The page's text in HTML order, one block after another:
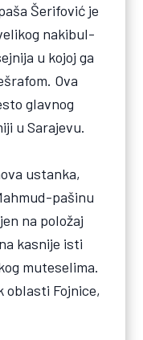
Šerifović je
nakibul-
u kojoj ga
Ova
glavnog
u Sarajevu.
ustanka,
pašinu
na položaj
kasnije isti
muteselima.
oblasti Fojnice,